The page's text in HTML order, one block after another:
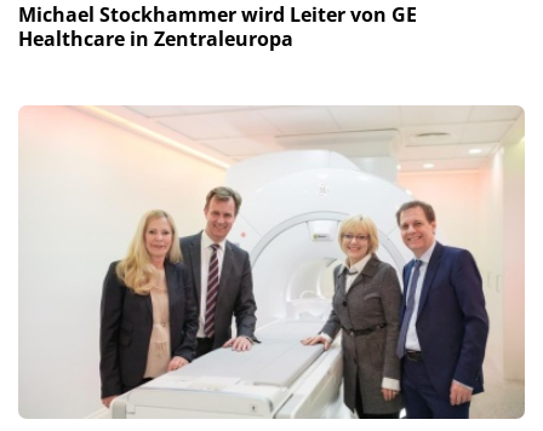
Michael Stockhammer wird Leiter von GE
Healthcare in Zentraleuropa